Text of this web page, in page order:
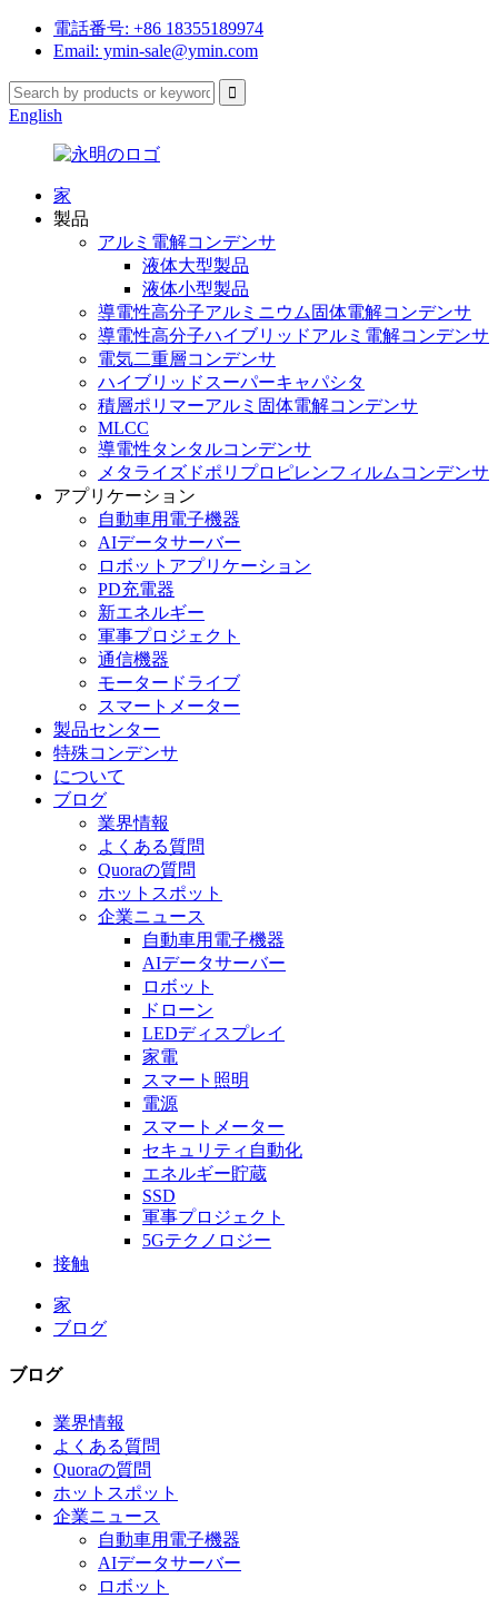
電話番号: +86 18355189974
Email: ymin-sale@ymin.com
English
家
製品
アルミ電解コンデンサ
液体大型製品
液体小型製品
導電性高分子アルミニウム固体電解コンデンサ
導電性高分子ハイブリッドアルミ電解コンデンサ
電気二重層コンデンサ
ハイブリッドスーパーキャパシタ
積層ポリマーアルミ固体電解コンデンサ
MLCC
導電性タンタルコンデンサ
メタライズドポリプロピレンフィルムコンデンサ
アプリケーション
自動車用電子機器
AIデータサーバー
ロボットアプリケーション
PD充電器
新エネルギー
軍事プロジェクト
通信機器
モータードライブ
スマートメーター
製品センター
特殊コンデンサ
について
ブログ
業界情報
よくある質問
Quoraの質問
ホットスポット
企業ニュース
自動車用電子機器
AIデータサーバー
ロボット
ドローン
LEDディスプレイ
家電
スマート照明
電源
スマートメーター
セキュリティ自動化
エネルギー貯蔵
SSD
軍事プロジェクト
5Gテクノロジー
接触
家
ブログ
ブログ
業界情報
よくある質問
Quoraの質問
ホットスポット
企業ニュース
自動車用電子機器
AIデータサーバー
ロボット